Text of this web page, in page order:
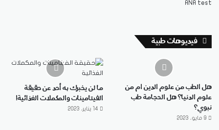
فيديوهات طبية
هل الطب من علوم الدين ام من
علوم الدنيا؟ هل الحجامة طب
نبوي؟
9 مايو، 2023
ما لن يخبرك به أحد عن حقيقة
الفيتامينات والمكملات الغذائية!
14 يناير، 2023